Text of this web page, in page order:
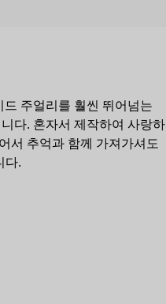
주얼리를 훨씬 뛰어넘는
다. 혼자서 제작하여 사랑하
서 추억과 함께 가져가셔도
다.